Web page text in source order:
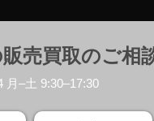
販売買取のご相
月–土 9:30–17:30